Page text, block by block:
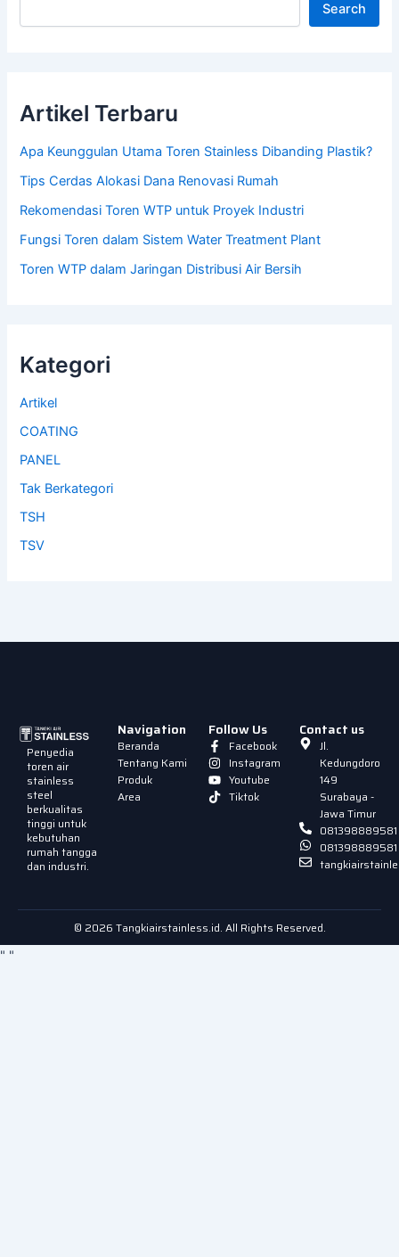
Search
Artikel Terbaru
Apa Keunggulan Utama Toren Stainless Dibanding Plastik?
Tips Cerdas Alokasi Dana Renovasi Rumah
Rekomendasi Toren WTP untuk Proyek Industri
Fungsi Toren dalam Sistem Water Treatment Plant
Toren WTP dalam Jaringan Distribusi Air Bersih
Kategori
Artikel
COATING
PANEL
Tak Berkategori
TSH
TSV
Penyedia
toren air
stainless
steel
berkualitas
tinggi untuk
kebutuhan
rumah tangga
dan industri.
Navigation
Beranda
Tentang Kami
Produk
Area
Follow Us
Facebook
Instagram
Youtube
Tiktok
Contact us
Jl.
Kedungdoro
149
Surabaya -
Jawa Timur
081398889581
081398889581
© 2026 Tangkiairstainless.id. All Rights Reserved.
" "